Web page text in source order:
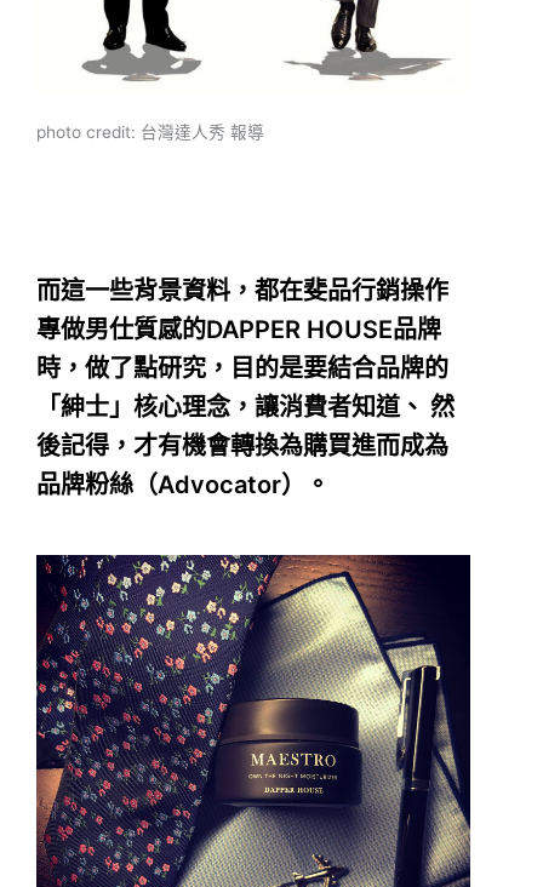
photo credit: 台灣達人秀 報導
而這一些背景資料，都在斐品行銷操作
專做男仕質感的DAPPER HOUSE品牌
時，做了點研究，目的是要結合品牌的
「紳士」核心理念，讓消費者知道、 然
後記得，才有機會轉換為購買進而成為
品牌粉絲（Advocator）。